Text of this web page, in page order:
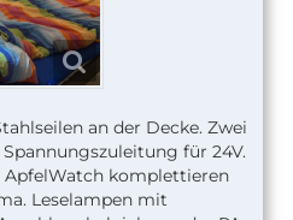
an der Decke. Zwei
für 24V.
ApfelWatch komplettieren
Leselampen mit